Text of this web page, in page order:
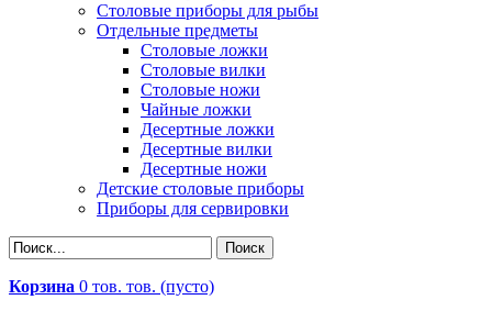
Столовые приборы для рыбы
Отдельные предметы
Столовые ложки
Столовые вилки
Столовые ножи
Чайные ложки
Десертные ложки
Десертные вилки
Десертные ножи
Детские столовые приборы
Приборы для сервировки
Корзина 0 тов. тов. (пусто)